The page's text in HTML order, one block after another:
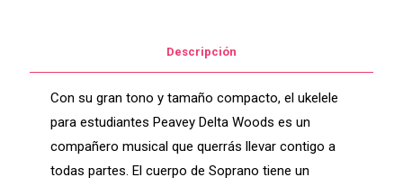
Descripción
Con su gran tono y tamaño compacto, el ukelele
para estudiantes Peavey Delta Woods es un
compañero musical que querrás llevar contigo a
todas partes.El cuerpo de Soprano tiene un